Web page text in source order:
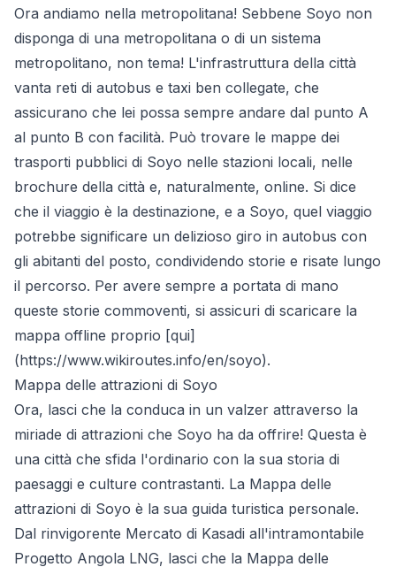
Ora andiamo nella metropolitana! Sebbene Soyo non
disponga di una metropolitana o di un sistema
metropolitano, non tema! L'infrastruttura della città
vanta reti di autobus e taxi ben collegate, che
assicurano che lei possa sempre andare dal punto A
al punto B con facilità. Può trovare le mappe dei
trasporti pubblici di Soyo nelle stazioni locali, nelle
brochure della città e, naturalmente, online. Si dice
che il viaggio è la destinazione, e a Soyo, quel viaggio
potrebbe significare un delizioso giro in autobus con
gli abitanti del posto, condividendo storie e risate lungo
il percorso. Per avere sempre a portata di mano
queste storie commoventi, si assicuri di scaricare la
mappa offline proprio [qui]
(https://www.wikiroutes.info/en/soyo).
Mappa delle attrazioni di Soyo
Ora, lasci che la conduca in un valzer attraverso la
miriade di attrazioni che Soyo ha da offrire! Questa è
una città che sfida l'ordinario con la sua storia di
paesaggi e culture contrastanti. La Mappa delle
attrazioni di Soyo è la sua guida turistica personale.
Dal rinvigorente Mercato di Kasadi all'intramontabile
Progetto Angola LNG, lasci che la Mappa delle